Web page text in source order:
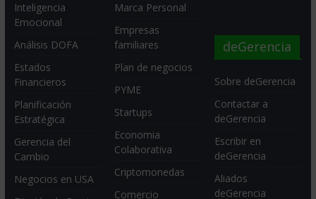
Inteligencia
Emocional
Análisis DOFA
Estados
Financieros
Planificación
Estratégica
Gerencia del
Cambio
Negocios en USA
Marca Personal
Empresas
familiares
Plan de negocios
PYME
Startups
Economia
Colaborativa
Criptomonedas
Comercio
deGerencia
Sobre deGerencia
Contactar a
deGerencia
Escribir en
deGerencia
Aliados
deGerencia